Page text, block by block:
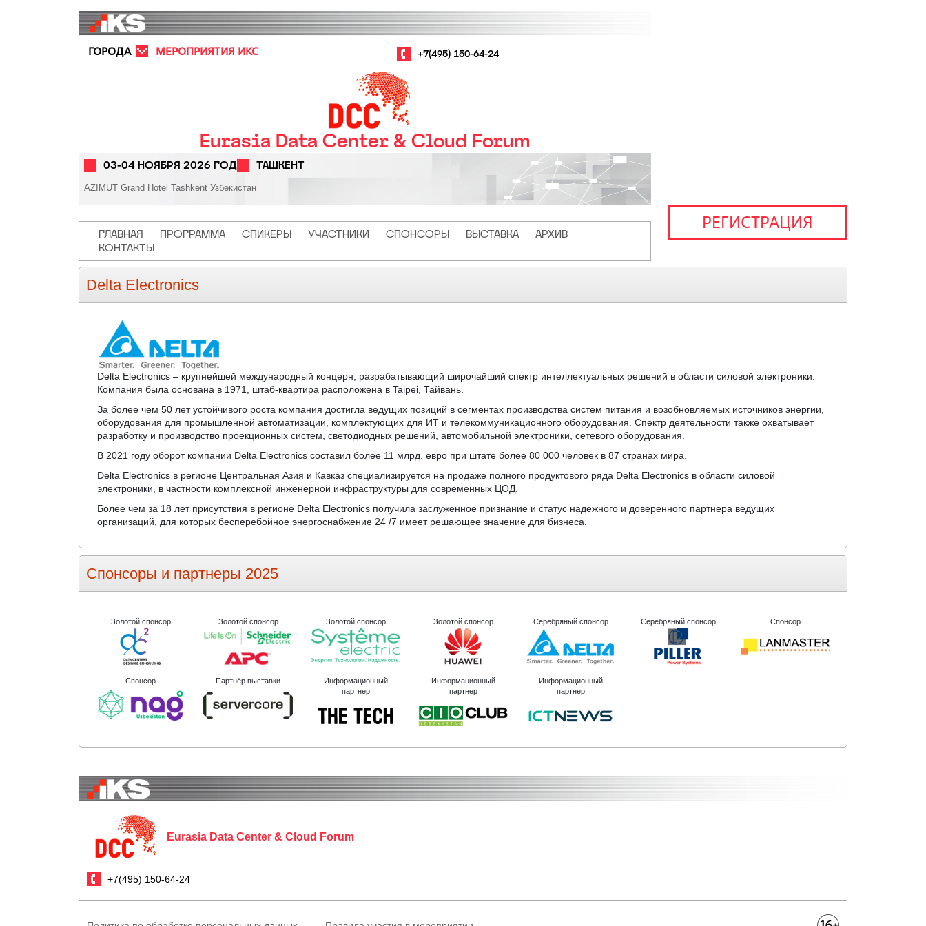
МЕРОПРИЯТИЯ ИКС +7(495) 150-64-24
ГОРОДА
Eurasia Data Center & Cloud Forum
03-04 НОЯБРЯ 2026 ГОД ТАШКЕНТ
AZIMUT Grand Hotel Tashkent Узбекистан
Основная навигация
ГЛАВНАЯ ПРОГРАММА СПИКЕРЫ УЧАСТНИКИ СПОНСОРЫ ВЫСТАВКА
АРХИВ
КОНТАКТЫ
РЕГИСТРАЦИЯ
Delta Electronics
Delta Electronics – крупнейшей международный концерн, разрабатывающий широчайший спектр интеллектуальных решений в области силовой электроники.
Компания была основана в 1971, штаб-квартира расположена в Taipei, Тайвань.
За более чем 50 лет устойчивого роста компания достигла ведущих позиций в сегментах производства систем питания и возобновляемых источников энергии,
оборудования для промышленной автоматизации, комплектующих для ИТ и телекоммуникационного оборудования. Спектр деятельности также охватывает
разработку и производство проекционных систем, светодиодных решений, автомобильной электроники, сетевого оборудования.
В 2021 году оборот компании Delta Electronics составил более 11 млрд. евро при штате более 80 000 человек в 87 странах мира.
Delta Electronics в регионе Центральная Азия и Кавказ специализируется на продаже полного продуктового ряда Delta Electronics в области силовой
электроники, в частности комплексной инженерной инфраструктуры для современных ЦОД.
Более чем за 18 лет присутствия в регионе Delta Electronics получила заслуженное признание и статус надежного и доверенного партнера ведущих
организаций, для которых бесперебойное энергоснабжение 24 /7 имеет решающее значение для бизнеса.
Спонсоры и партнеры 2025
Золотой спонсор Золотой спонсор Золотой спонсор Золотой спонсор Серебряный спонсор Серебряный спонсор Спонсор
Спонсор Партнёр выставки
Информационный
партнер
Информационный
партнер
Информационный
партнер
Eurasia Data Center & Cloud Forum
+7(495) 150-64-24